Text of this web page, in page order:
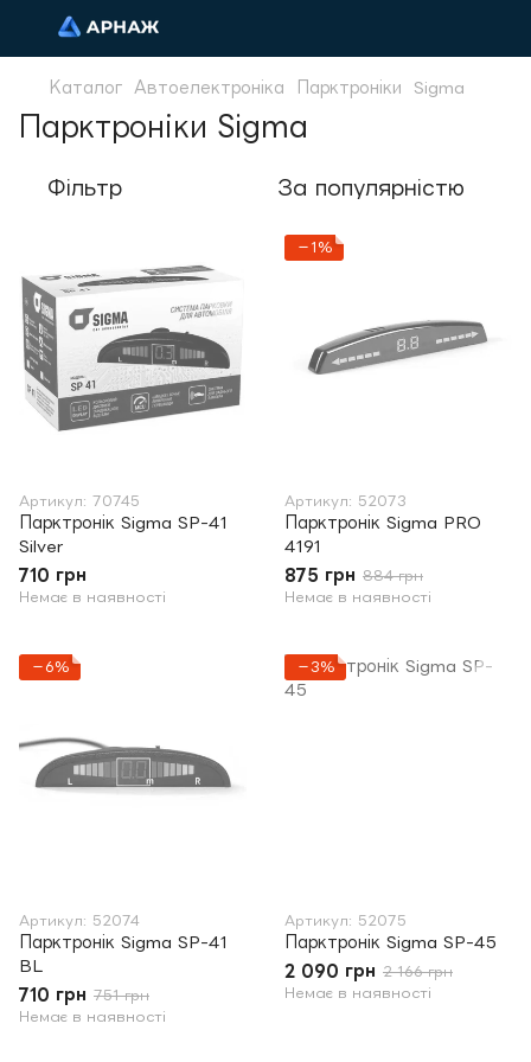
Каталог Автоелектроніка Парктроніки Sigma
Парктроніки Sigma
Фільтр За популярністю
Артикул: 70745
Парктронік Sigma SP-41
Silver
710 грн
Немає в наявності
−1%
Артикул: 52073
Парктронік Sigma PRO
4191
875 грн 884 грн
Немає в наявності
−6%
Артикул: 52074
Парктронік Sigma SP-41
BL
710 грн 751 грн
Немає в наявності
−3%
Артикул: 52075
Парктронік Sigma SP-45
2 090 грн 2 166 грн
Немає в наявності